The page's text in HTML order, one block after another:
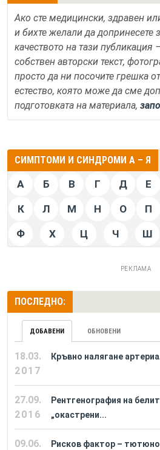
Ако сте медицински, здравен
и бихте желали да допринесете
качеството на тази публикация
собствен авторски текст,
просто да ни посочите грешка
естество, която може да сме
подготовката на материала,
СИМПТОМИ И СИНДРОМИ А – Я
А Б В Г Д Е
К Л М Н О П
Ф Х Ц Ч Ш
РЕКЛАМА
ПОСЛЕДНО:
ДОБАВЕНИ ОБНОВЕНИ
18.03.
2017
Кръвно налягане
27.09.
2016
Рентгенография на
„окастрени...
09.06.
Рисков фактор –